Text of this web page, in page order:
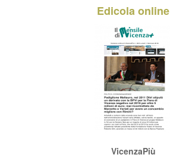
Edicola online
VicenzaPiù